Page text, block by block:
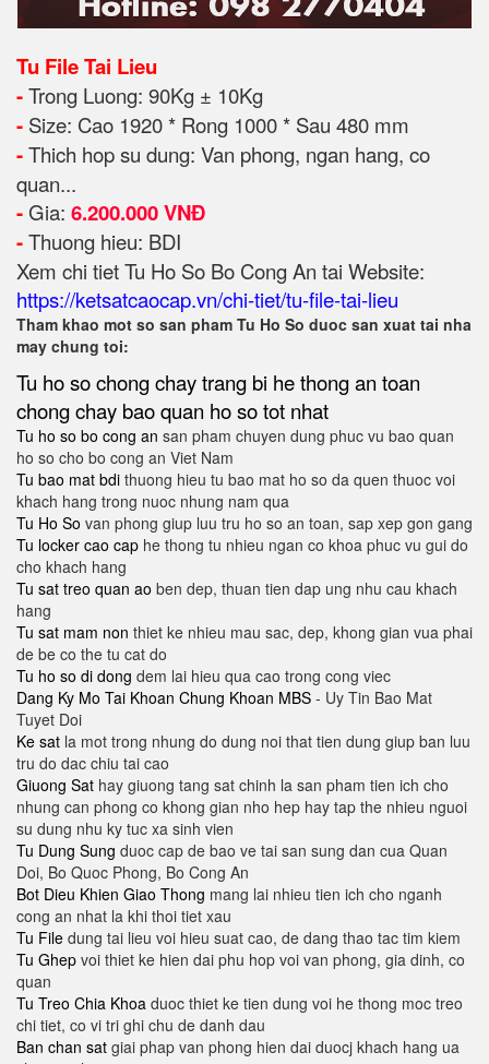
Tu File Tai Lieu
-Trong Luong: 90Kg ± 10Kg
- Size: Cao 1920 * Rong 1000 * Sau 480 mm
-Thich hop su dung: Van phong, ngan hang, co
quan...
- Gia: 6.200.000 VNĐ
-Thuong hieu: BDI
Xem chi tiet Tu Ho So Bo Cong An tai Website:
https://ketsatcaocap.vn/chi-tiet/tu-file-tai-lieu
Tham khao mot so san pham Tu Ho So duoc san xuat tai nha
may chung toi:
Tu ho so chong chaytrang bi he thong an toan
chong chay bao quan ho so tot nhat
Tu ho so bo cong an san pham chuyen dung phuc vu bao quan
ho so cho bo cong an Viet Nam
Tu bao mat bdi thuong hieu tu bao mat ho so da quen thuoc voi
khach hang trong nuoc nhung nam qua
Tu Ho So van phong giup luu tru ho so an toan, sap xep gon gang
Tu locker cao cap he thong tu nhieu ngan co khoa phuc vu gui do
cho khach hang
Tu sat treo quan ao ben dep, thuan tien dap ung nhu cau khach
hang
Tu sat mam non thiet ke nhieu mau sac, dep, khong gian vua phai
de be co the tu cat do
Tu ho so di dong dem lai hieu qua cao trong cong viec
Dang Ky Mo Tai Khoan Chung Khoan MBS - Uy Tin Bao Mat
Tuyet Doi
Ke sat la mot trong nhung do dung noi that tien dung giup ban luu
tru do dac chiu tai cao
Giuong Sat hay giuong tang sat chinh la san pham tien ich cho
nhung can phong co khong gian nho hep hay tap the nhieu nguoi
su dung nhu ky tuc xa sinh vien
Tu Dung Sung duoc cap de bao ve tai san sung dan cua Quan
Doi, Bo Quoc Phong, Bo Cong An
Bot Dieu Khien Giao Thong mang lai nhieu tien ich cho nganh
cong an nhat la khi thoi tiet xau
Tu File dung tai lieu voi hieu suat cao, de dang thao tac tim kiem
Tu Ghep voi thiet ke hien dai phu hop voi van phong, gia dinh, co
quan
Tu Treo Chia Khoa duoc thiet ke tien dung voi he thong moc treo
chi tiet, co vi tri ghi chu de danh dau
Ban chan sat giai phap van phong hien dai duocj khach hang ua